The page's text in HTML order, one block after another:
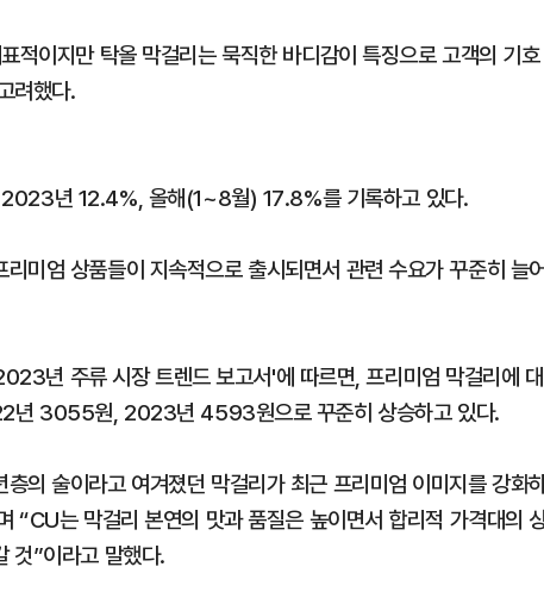
적이지만 탁올 막걸리는 묵직한 바디감이 특징으로 고객의 기호
려했다.
년 12.4%, 올해(1~8월) 17.8%를 기록하고 있다.
미엄 상품들이 지속적으로 출시되면서 관련 수요가 꾸준히 늘
년 주류 시장 트렌드 보고서'에 따르면, 프리미엄 막걸리에 대
년 3055원, 2023년 4593원으로 꾸준히 상승하고 있다.
의 술이라고 여겨졌던 막걸리가 최근 프리미엄 이미지를 강화
“CU는 막걸리 본연의 맛과 품질은 높이면서 합리적 가격대의
것”이라고 말했다.